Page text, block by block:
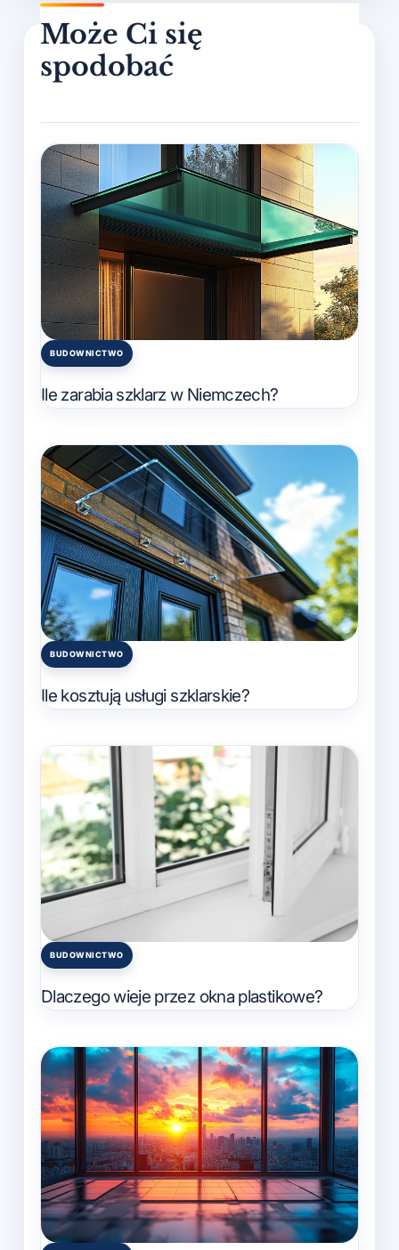
Posted
BUDOWNICTWO
Ile zarabia szklarz w Niemczech?
Posted
BUDOWNICTWO
Ile kosztują usługi szklarskie?
Posted
BUDOWNICTWO
Dlaczego wieje przez okna plastikowe?